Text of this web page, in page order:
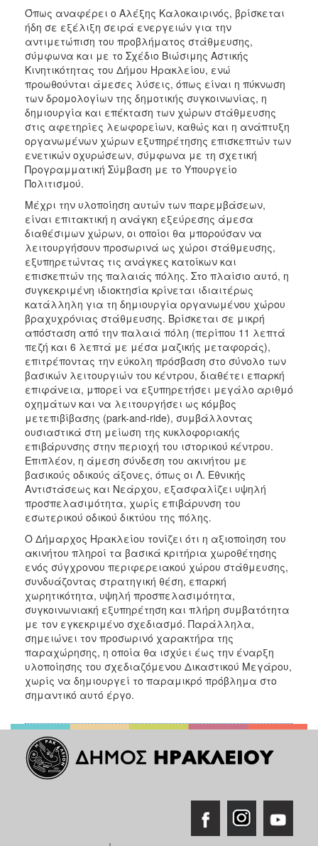
Όπως αναφέρει ο Αλέξης Καλοκαιρινός, βρίσκεται
ήδη σε εξέλιξη σειρά ενεργειών για την
αντιμετώπιση του προβλήματος στάθμευσης,
σύμφωνα και με το Σχέδιο Βιώσιμης Αστικής
Κινητικότητας του Δήμου Ηρακλείου, ενώ
προωθούνται άμεσες λύσεις, όπως είναι η πύκνωση
των δρομολογίων της δημοτικής συγκοινωνίας, η
δημιουργία και επέκταση των χώρων στάθμευσης
στις αφετηρίες λεωφορείων, καθώς και η ανάπτυξη
οργανωμένων χώρων εξυπηρέτησης επισκεπτών των
ενετικών οχυρώσεων, σύμφωνα με τη σχετική
Προγραμματική Σύμβαση με το Υπουργείο
Πολιτισμού.
Μέχρι την υλοποίηση αυτών των παρεμβάσεων,
είναι επιτακτική η ανάγκη εξεύρεσης άμεσα
διαθέσιμων χώρων, οι οποίοι θα μπορούσαν να
λειτουργήσουν προσωρινά ως χώροι στάθμευσης,
εξυπηρετώντας τις ανάγκες κατοίκων και
επισκεπτών της παλαιάς πόλης. Στο πλαίσιο αυτό, η
συγκεκριμένη ιδιοκτησία κρίνεται ιδιαιτέρως
κατάλληλη για τη δημιουργία οργανωμένου χώρου
βραχυχρόνιας στάθμευσης. Βρίσκεται σε μικρή
απόσταση από την παλαιά πόλη (περίπου 11 λεπτά
πεζή και 6 λεπτά με μέσα μαζικής μεταφοράς),
επιτρέποντας την εύκολη πρόσβαση στο σύνολο των
βασικών λειτουργιών του κέντρου, διαθέτει επαρκή
επιφάνεια, μπορεί να εξυπηρετήσει μεγάλο αριθμό
οχημάτων και να λειτουργήσει ως κόμβος
μετεπιβίβασης (park-and-ride), συμβάλλοντας
ουσιαστικά στη μείωση της κυκλοφοριακής
επιβάρυνσης στην περιοχή του ιστορικού κέντρου.
Επιπλέον, η άμεση σύνδεση του ακινήτου με
βασικούς οδικούς άξονες, όπως οι Λ. Εθνικής
Αντιστάσεως και Νεάρχου, εξασφαλίζει υψηλή
προσπελασιμότητα, χωρίς επιβάρυνση του
εσωτερικού οδικού δικτύου της πόλης.
Ο Δήμαρχος Ηρακλείου τονίζει ότι η αξιοποίηση του
ακινήτου πληροί τα βασικά κριτήρια χωροθέτησης
ενός σύγχρονου περιφερειακού χώρου στάθμευσης,
συνδυάζοντας στρατηγική θέση, επαρκή
χωρητικότητα, υψηλή προσπελασιμότητα,
συγκοινωνιακή εξυπηρέτηση και πλήρη συμβατότητα
με τον εγκεκριμένο σχεδιασμό. Παράλληλα,
σημειώνει τον προσωρινό χαρακτήρα της
παραχώρησης, η οποία θα ισχύει έως την έναρξη
υλοποίησης του σχεδιαζόμενου Δικαστικού Μεγάρου,
χωρίς να δημιουργεί το παραμικρό πρόβλημα στο
σημαντικό αυτό έργο.